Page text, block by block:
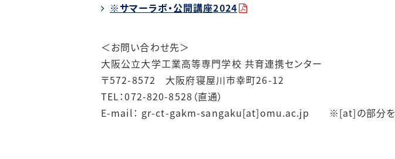
※サマーラボ・公開講座2024
＜お問い合わせ先＞
大阪公立大学工業高等専門学校 共育連携センター
〒572-8572 大阪府寝屋川市幸町26-12
TEL：072-820-8528（直通）
E-mail： gr-ct-gakm-sangaku[at]omu.ac.jp ※[at]の部分を＠